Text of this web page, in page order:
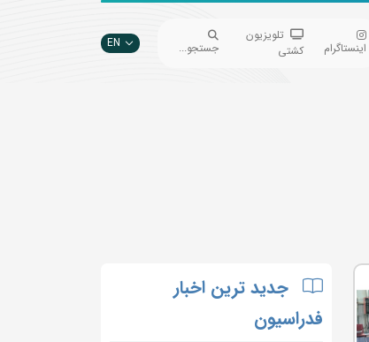
اینستاگرام
تلویزیون
کشتی
جستجو... EN
جدید ترین اخبار
فدراسیون